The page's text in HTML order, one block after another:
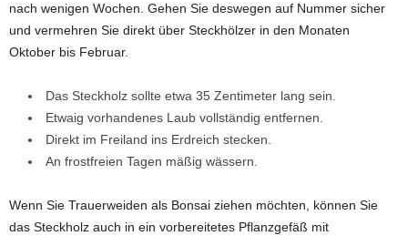
nach wenigen Wochen. Gehen Sie deswegen auf Nummer sicher
und vermehren Sie direkt über Steckhölzer in den Monaten
Oktober bis Februar.
Das Steckholz sollte etwa 35 Zentimeter lang sein.
Etwaig vorhandenes Laub vollständig entfernen.
Direkt im Freiland ins Erdreich stecken.
An frostfreien Tagen mäßig wässern.
Wenn Sie Trauerweiden als Bonsai ziehen möchten, können Sie
das Steckholz auch in ein vorbereitetes Pflanzgefäß mit